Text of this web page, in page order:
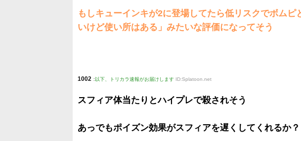
もしキューインキが2に登場してたら低リスクでボム
いけど使い所はある」みたいな評価になってそう
1002 : 以下、トリカラ速報がお届けします ID:Splatoon.net
スフィア体当たりとハイプレで殺されそう
あっでもポイズン効果がスフィアを遅くしてくれるか？